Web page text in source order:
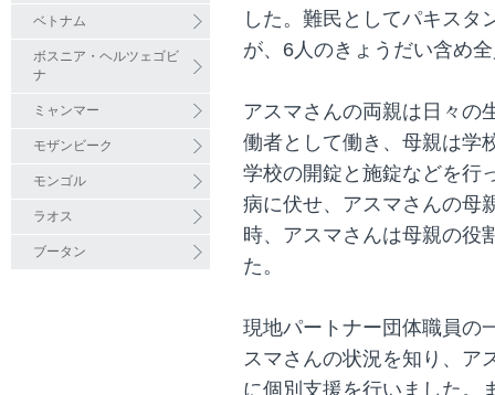
ベトナム
ボスニア・ヘルツェゴビ
ナ
ミャンマー
モザンビーク
モンゴル
ラオス
ブータン
した。難民としてパキスタ
が、6人のきょうだい含め
アスマさんの両親は日々の
働者として働き、母親は学
学校の開錠と施錠などを行
病に伏せ、アスマさんの母
時、アスマさんは母親の役
た。
現地パートナー団体職員の
スマさんの状況を知り、ア
に個別支援を行いました。